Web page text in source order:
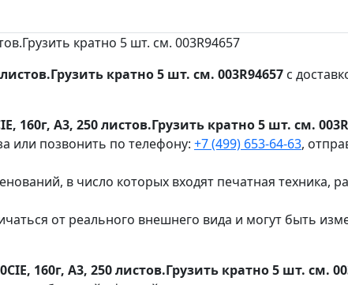
кратно 5 шт. см. 003R94657
кратно 5 шт. см. 003R94657 с
160г, A3, 250 листов.Грузить кратно 5 шт. см.
или позвонить по телефону: +7 (499) 653-64-63,
в число которых входят печатная техника,
от реального внешнего вида и могут быть
160г, A3, 250 листов.Грузить кратно 5 шт. см.